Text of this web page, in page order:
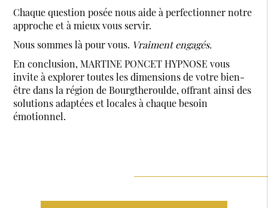
Chaque question posée nous aide à perfectionner notre
approche et à mieux vous servir.
Nous sommes là pour vous. Vraiment engagés.
En conclusion, MARTINE PONCET HYPNOSE vous
invite à explorer toutes les dimensions de votre bien-
être dans la région de Bourgtheroulde, offrant ainsi des
solutions adaptées et locales à chaque besoin
émotionnel.